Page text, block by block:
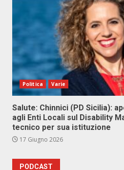
Politica Varie
Salute: Chinnici (PD Sicilia):
agli Enti Locali sul Disability
tecnico per sua istituzione
17 Giugno 2026
PODCAST